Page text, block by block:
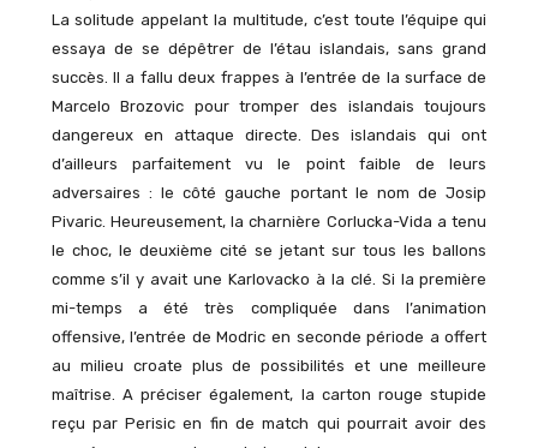
La solitude appelant la multitude, c’est toute l’équipe qui
essaya de se dépêtrer de l’étau islandais, sans grand
succès. Il a fallu deux frappes à l’entrée de la surface de
Marcelo Brozovic pour tromper des islandais toujours
dangereux en attaque directe. Des islandais qui ont
d’ailleurs parfaitement vu le point faible de leurs
adversaires : le côté gauche portant le nom de Josip
Pivaric. Heureusement, la charnière Corlucka-Vida a tenu
le choc, le deuxième cité se jetant sur tous les ballons
comme s’il y avait une Karlovacko à la clé. Si la première
mi-temps a été très compliquée dans l’animation
offensive, l’entrée de Modric en seconde période a offert
au milieu croate plus de possibilités et une meilleure
maîtrise. A préciser également, la carton rouge stupide
reçu par Perisic en fin de match qui pourrait avoir des